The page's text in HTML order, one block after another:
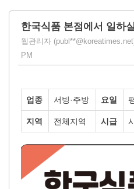
한국식품 본점에서 일하
웹관리자
PM
업종 서빙·주방 요일
지역 전체지역 시급